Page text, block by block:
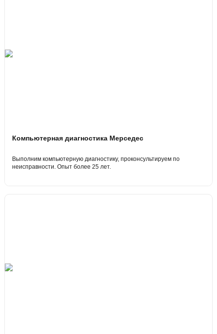
Компьютерная диагностика Мерседес
Выполним компьютерную диагностику, проконсультируем по
неисправности. Опыт более 25 лет.